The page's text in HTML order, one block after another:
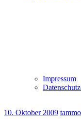
Impressum
10. Oktober 2009